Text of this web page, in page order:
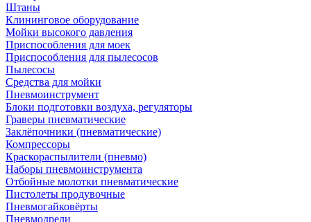
Штаны
Клининговое оборудование
Мойки высокого давления
Приспособления для моек
Приспособления для пылесосов
Пылесосы
Средства для мойки
Пневмоинструмент
Блоки подготовки воздуха, регуляторы
Граверы пневматические
Заклёпочники (пневматические)
Компрессоры
Краскораспылители (пневмо)
Наборы пневмоинструмента
Отбойные молотки пневматические
Пистолеты продувочные
Пневмогайковёрты
Пневмодрели